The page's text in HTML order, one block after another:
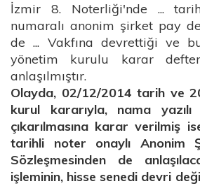
İzmir 8. Noterliği'nde ...
numaralı anonim şirket pay
de ... Vakfına devrettiği ve
yönetim kurulu karar
anlaşılmıştır.
Olayda, 02/12/2014 tarih ve
kurul kararıyla, nama
çıkarılmasına karar verilmiş
tarihli noter onaylı Anonim
Sözleşmesinden de
işleminin, hisse senedi devri